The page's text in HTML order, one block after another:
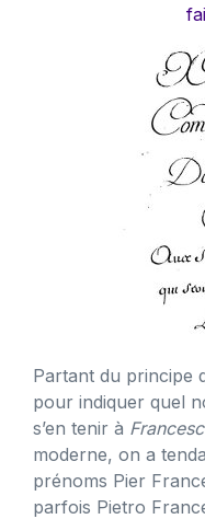
Partant du principe
pour indiquer quel
s’en tenir à
moderne, on a
prénoms Pier
parfois Pietro